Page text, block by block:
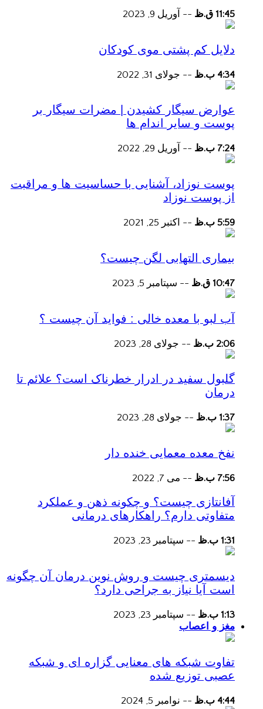
11:45 ق.ظ -- آوریل 9, 2023
دلایل کم پشتی موی کودکان
4:34 ب.ظ -- جولای 31, 2022
عوارض سیگار کشیدن | مضرات سیگار بر
پوست و سایر اندام ها
7:24 ب.ظ -- آوریل 29, 2022
پوست نوزاد، آشنایی با حساسیت ها و مراقبت
از پوست نوزاد
5:59 ب.ظ -- اکتبر 25, 2021
بیماری التهابی لگن چیست؟
10:47 ق.ظ -- سپتامبر 5, 2023
آب لبو با معده خالی : فواید آن چیست ؟
2:06 ب.ظ -- جولای 28, 2023
گلبول سفید در ادرار خطرناک است؟ علائم تا
درمان
1:37 ب.ظ -- جولای 28, 2023
نفخ معده معمایی خنده دار
7:56 ب.ظ -- می 7, 2022
آفانتازی چیست؟ و چکونه ذهن و عملکرد
متفاوتی دارم؟ راهکارهای درمانی
1:31 ب.ظ -- سپتامبر 23, 2023
دیسمتری چیست و روش نوین درمان آن چگونه
است آیا نیاز به جراحی دارد؟
1:13 ب.ظ -- سپتامبر 23, 2023
مغز و اعصاب
تفاوت شبکه های معنایی گزاره ای و شبکه
عصبی توزیع شده
4:44 ب.ظ -- نوامبر 5, 2024